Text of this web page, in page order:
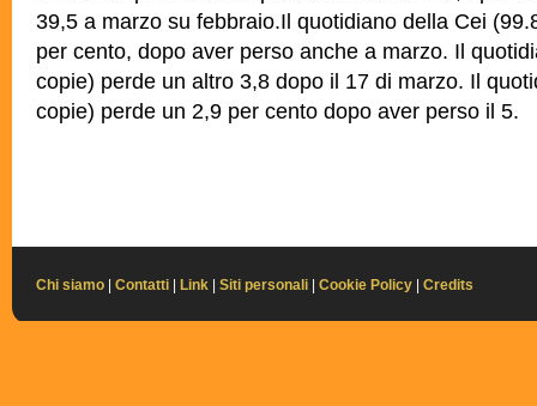
39,5 a marzo su febbraio.Il quotidiano della Cei
per cento, dopo aver perso anche a marzo. Il
copie) perde un altro 3,8 dopo il 17 di marzo. Il
copie) perde un 2,9 per cento dopo aver perso il 5.
Chi siamo Contatti Link Siti personali Cookie Policy Credits